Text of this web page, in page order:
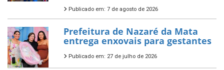
Publicado em: 7 de agosto de 2026
Prefeitura de Nazaré da Mata
entrega enxovais para gestantes
Publicado em: 27 de julho de 2026